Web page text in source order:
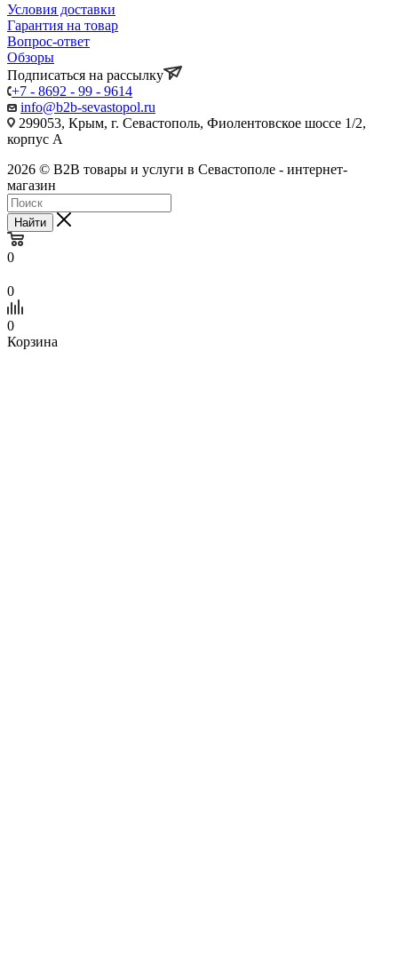
Условия доставки
Гарантия на товар
Вопрос-ответ
Обзоры
Подписаться на рассылку
+7 - 8692 - 99 - 9614
info@b2b-sevastopol.ru
299053, Крым, г. Севастополь, Фиолентовское шоссе 1/2,
корпус А
2026 © B2B товары и услуги в Севастополе - интернет-
магазин
Найти
0
0
0
Корзина